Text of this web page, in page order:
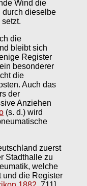
Wind die
durch dieselbe
die
bleibt sich
Register
besonderer
die
Auch das
der
Anziehen
(s. d.) wird
zuerst
Stadthalle zu
welche
und die Register